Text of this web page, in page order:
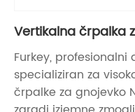
Vertikalna črpalka
Furkey,
specializiran za
črpalke za gnojevko